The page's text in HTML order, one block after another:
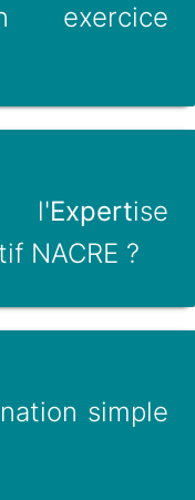
exercice
l'Expertise
NACRE ?
simple